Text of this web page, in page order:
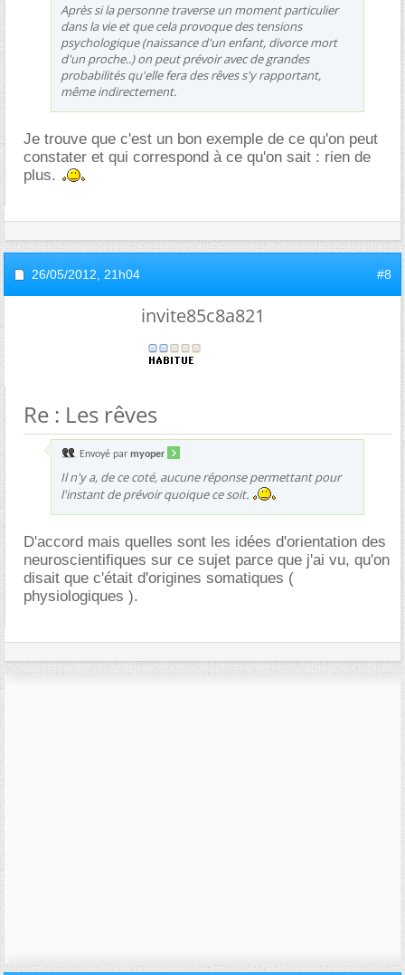
Après si la personne traverse un moment particulier
dans la vie et que cela provoque des tensions
psychologique (naissance d'un enfant, divorce mort
d'un proche..) on peut prévoir avec de grandes
probabilités qu'elle fera des rêves s'y rapportant,
même indirectement.
Je trouve que c'est un bon exemple de ce qu'on peut
constater et qui correspond à ce qu'on sait : rien de
plus.
26/05/2012, 21h04 #8
invite85c8a821
Re : Les rêves
Envoyé par myoper
Il n'y a, de ce coté, aucune réponse permettant pour
l'instant de prévoir quoique ce soit.
D'accord mais quelles sont les idées d'orientation des
neuroscientifiques sur ce sujet parce que j'ai vu, qu'on
disait que c'était d'origines somatiques (
physiologiques ).